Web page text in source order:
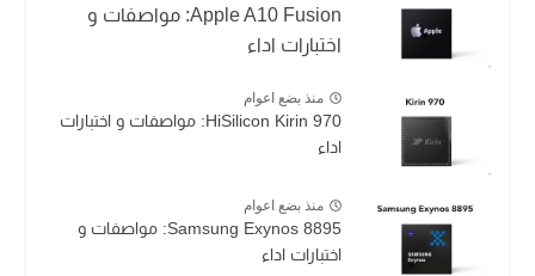
Apple A10 Fusion: مواصفات و
اختبارات اداء
منذ بضع اعوام
HiSilicon Kirin 970: مواصفات و اختبارات
اداء
منذ بضع اعوام
Samsung Exynos 8895: مواصفات و
اختبارات اداء